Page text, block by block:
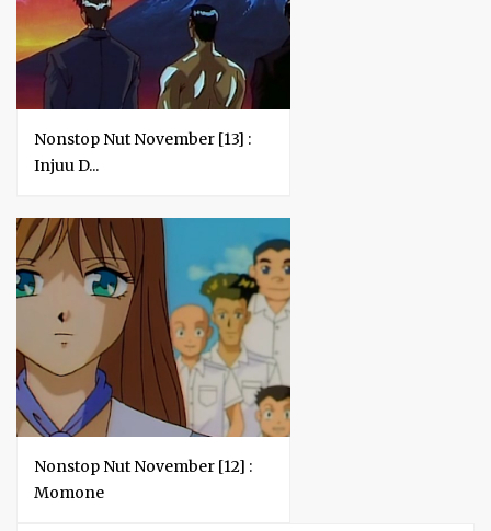
Nonstop Nut November [13] :
Injuu D...
Nonstop Nut November [12] :
Momone